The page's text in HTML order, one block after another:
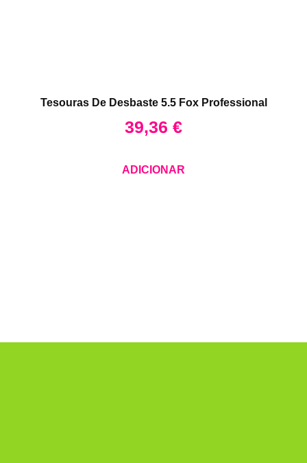
Tesouras De Desbaste 5.5 Fox Professional
39,36 €
ADICIONAR